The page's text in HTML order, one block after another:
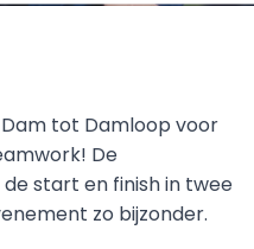
tot Damloop voor
De
start en finish in twee
zo bijzonder.